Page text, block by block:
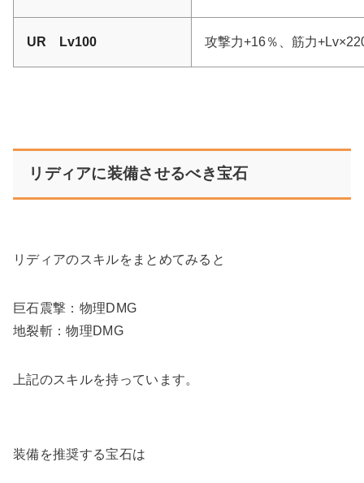
UR Lv100 攻撃力+16％、筋力
リディアに装備させるべき宝石
リディアのスキルをまとめてみると
巨石震撃：物理DMG
地裂斬：物理DMG
上記のスキルを持っています。
装備を推奨する宝石は